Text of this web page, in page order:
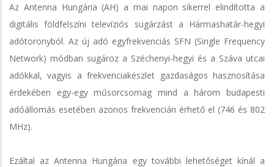
Az Antenna Hungária (AH) a mai napon sikerrel elindította a
digitális földfelszíni televíziós sugárzást a Hármashatár-hegyi
adótoronyból. Az új adó egyfrekvenciás SFN (Single Frequency
Network) módban sugároz a Széchenyi-hegyi és a Száva utcai
adókkal, vagyis a frekvenciakészlet gazdaságos hasznosítása
érdekében egy-egy műsorcsomag mind a három budapesti
adóállomás esetében azonos frekvencián érhető el (746 és 802
MHz).
Ezáltal az Antenna Hungária egy további lehetőséget kínál a